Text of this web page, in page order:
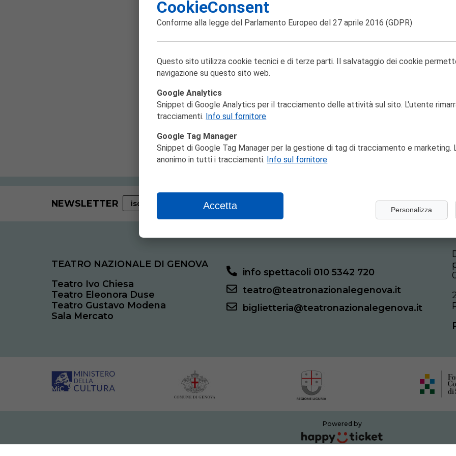
NEWSLETTER iscriviti adesso
TEATRO NAZIONALE DI GENOVA
Teatro Ivo Chiesa
Teatro Eleonora Duse
Teatro Gustavo Modena
Sala Mercato
info spettacoli 010 5342 720
teatro@teatronazionalegenova.it
biglietteria@teatronazionalegenova.it
Powered by
CookieConsent
Conforme alla legge del Parlamento Europeo del 27 aprile 2016 (GDPR)
Questo sito utilizza cookie tecnici e di terze parti. Il salvataggio dei cookie
navigazione su questo sito web.
Google Analytics
Snippet di Google Analytics per il tracciamento delle attività sul sito. L'utente
tracciamenti. Info sul fornitore
Google Tag Manager
Snippet di Google Tag Manager per la gestione di tag di tracciamento e marketing.
anonimo in tutti i tracciamenti. Info sul fornitore
Accetta Personalizza